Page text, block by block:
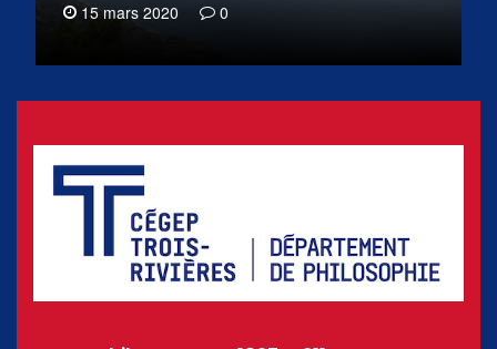
15 mars 2020 0